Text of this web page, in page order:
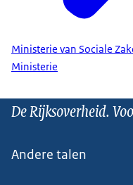
Ministerie van Sociale
Ministerie
De Rijksoverheid.
Andere talen